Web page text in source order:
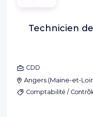
Technicien
CDD
Angers (Maine-et-
Comptabilité /